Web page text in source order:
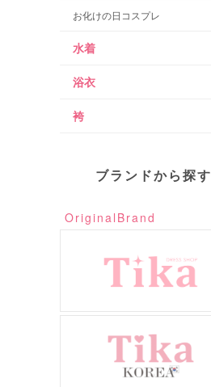
お化けの日コスプレ
水着
浴衣
袴
ブランドから探す
OriginalBrand